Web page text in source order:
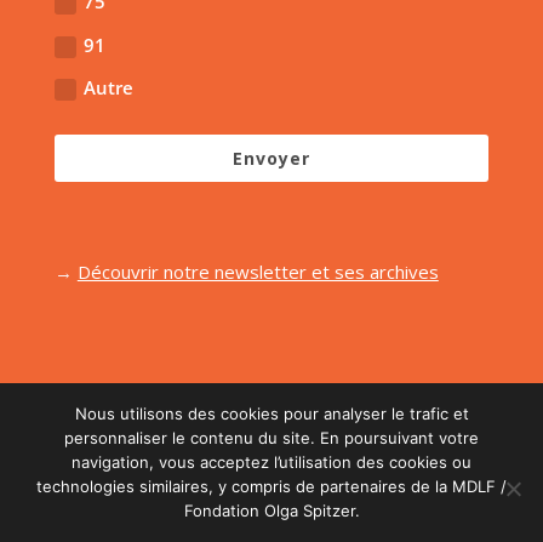
91
Autre
Envoyer
→ Découvrir notre newsletter et ses archives
Réalisé par l'agenceMidi Moins Le Quart| Retouche
graphique :
L'agence Juste!| Photos :
Nous utilisons des cookies pour analyser le trafic et
personnaliser le contenu du site. En poursuivant votre
navigation, vous acceptez l’utilisation des cookies ou
technologies similaires, y compris de partenaires de la MDLF /
Fondation Olga Spitzer.